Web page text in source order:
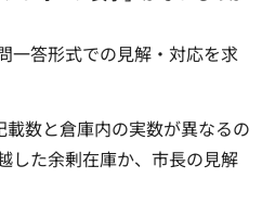
一答形式での見解・対応を求
数と倉庫内の実数が異なるの
した余剰在庫か、市長の見解